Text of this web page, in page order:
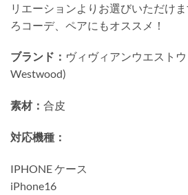
リエーションよりお選びいただけ
ろコーデ、ペアにもオススメ！
ブランド： ヴィヴィアンウエスト
Westwood)
素材： 合皮
対応機種：
IPHONE ケース
iPhone16